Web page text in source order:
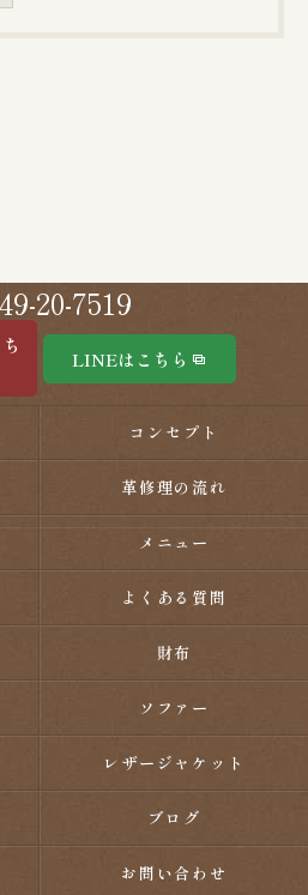
20-7519
LINEはこちら
コンセプト
革修理の流れ
メニュー
よくある質問
財布
ソファー
レザージャケット
ブログ
お問い合わせ